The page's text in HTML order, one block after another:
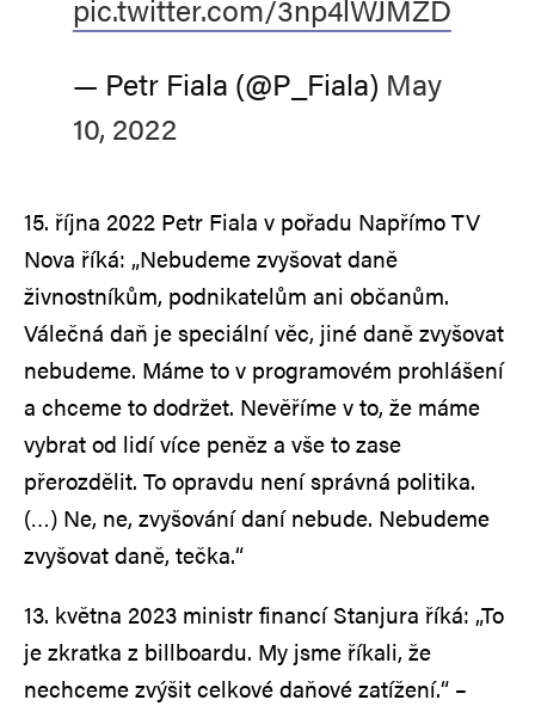
pic.twitter.com/3np4lWJMZD
— Petr Fiala (@P_Fiala) May
10, 2022
15. října 2022 Petr Fiala v pořadu Napřímo TV
Nova říká: „Nebudeme zvyšovat daně
živnostníkům, podnikatelům ani občanům.
Válečná daň je speciální věc, jiné daně zvyšovat
nebudeme. Máme to v programovém prohlášení
a chceme to dodržet. Nevěříme v to, že máme
vybrat od lidí více peněz a vše to zase
přerozdělit. To opravdu není správná politika.
(…) Ne, ne, zvyšování daní nebude. Nebudeme
zvyšovat daně, tečka.“
13. května 2023 ministr financí Stanjura říká: „To
je zkratka z billboardu. My jsme říkali, že
nechceme zvýšit celkové daňové zatížení.“ –